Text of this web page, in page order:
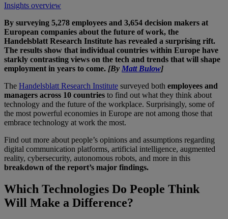
Insights overview
By surveying 5,278 employees and 3,654 decision makers at
European companies about the future of work, the
Handelsblatt Research Institute has revealed a surprising rift.
The results show that individual countries within Europe have
starkly contrasting views on the tech and trends that will shape
employment in years to come. [By Matt Bulow]
The Handelsblatt Research Institute surveyed both employees and
managers across 10 countries to find out what they think about
technology and the future of the workplace. Surprisingly, some of
the most powerful economies in Europe are not among those that
embrace technology at work the most.
Find out more about people’s opinions and assumptions regarding
digital communication platforms, artificial intelligence, augmented
reality, cybersecurity, autonomous robots, and more in this
breakdown of the report’s major findings.
Which Technologies Do People Think
Will Make a Difference?